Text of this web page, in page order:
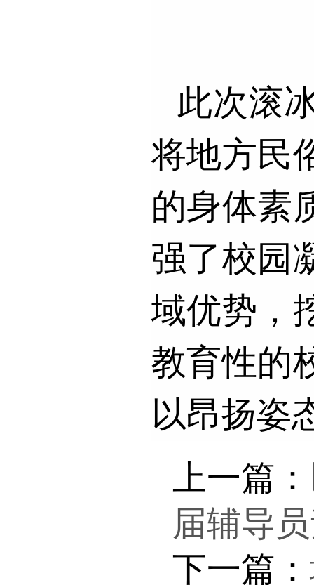
此次滚
将地方民
的身体素
强了校园
域优势，
教育性的
以昂扬姿
上一篇：
届辅导
下一篇：